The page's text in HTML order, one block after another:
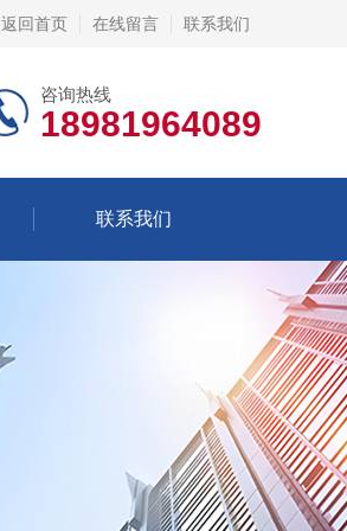
返回首页 在线留言 联系我们
咨询热线
18981964089
联系我们